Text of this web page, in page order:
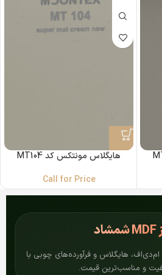
هایگلاس مونتکس کد MT104
Call for Price
MDF شمشاد
ام‌دی‌اف، هایگلاس و فرآورده‌های چوبی با
و مناسب‌ترین قیمت.